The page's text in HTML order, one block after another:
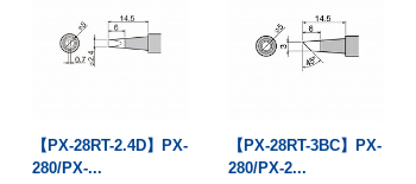
【PX-28RT-2.4D】PX-
280/PX-...
【PX-28RT-3BC】PX-
280/PX-2...